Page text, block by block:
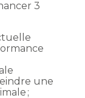
3
une
;